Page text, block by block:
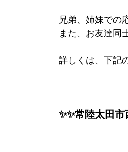
兄弟、姉妹での
また、お友達同
詳しくは、下記
✨✨常陸太田